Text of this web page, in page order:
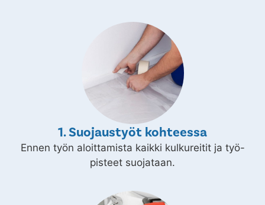
1. Suojaustyöt kohteessa
Ennen työn aloittamista kaikki kulkureitit ja työ-
pisteet suojataan.